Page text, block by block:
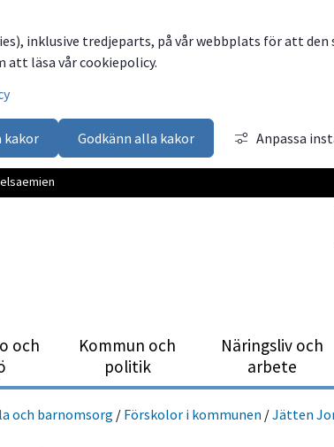
inklusive tredjeparts, på vår webbplats för att
att läsa vår cookiepolicy.
kakor Godkänn alla kakor Anpassa
och
Kommun och
politik
Närings­liv och
arbete
och barnomsorg / Förskolor i kommunen /Jätten